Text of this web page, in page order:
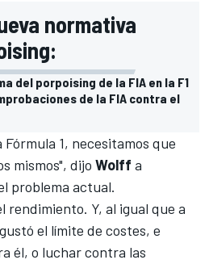
normativa
del porpoising de la FIA en la F1
de la FIA contra el
Fórmula 1, necesitamos que
mismos", dijo Wolff a
problema actual.
rendimiento. Y, al igual que a
el límite de costes, e
él, o luchar contra las